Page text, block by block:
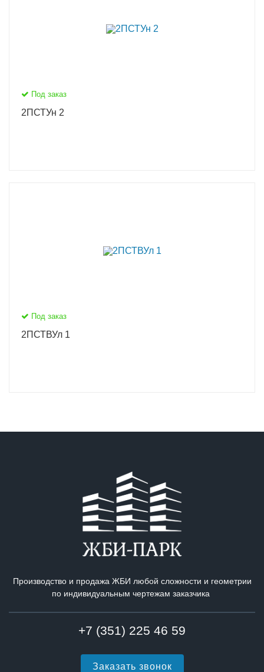
Под заказ
2ПСТУн 2
Под заказ
2ПСТВУл 1
Производство и продажа ЖБИ любой сложности и геометрии
по индивидуальным чертежам заказчика
+7 (351) 225 46 59
Заказать звонок